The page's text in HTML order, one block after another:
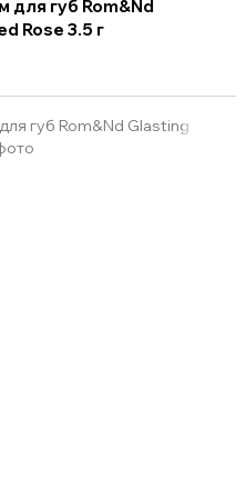
губ Rom&Nd
Rose 3.5 г